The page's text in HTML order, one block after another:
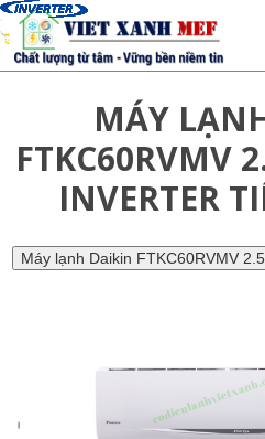
MÁY
FTKC60RVMV
INVERTER
Máy lạnh Daikin FTKC60RVMV